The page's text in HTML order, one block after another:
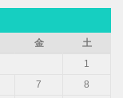
金
土
1
7
8